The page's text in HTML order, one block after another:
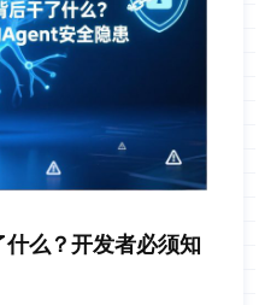
么？开发者必须知